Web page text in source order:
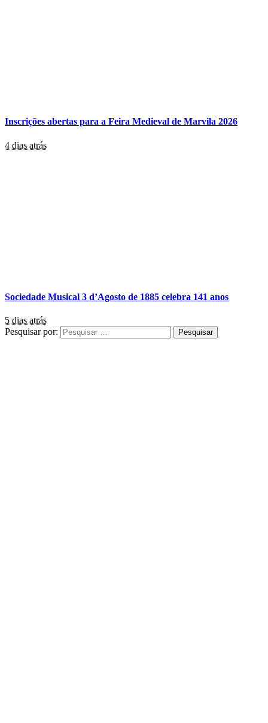
Inscrições abertas para a Feira Medieval de Marvila 2026
4 dias atrás
Sociedade Musical 3 d’Agosto de 1885 celebra 141 anos
5 dias atrás
Pesquisar por: